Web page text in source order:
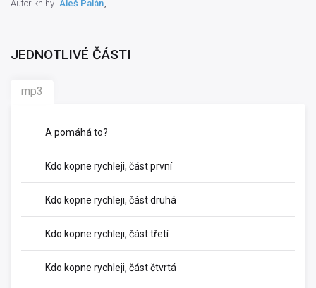
Autor knihy Aleš Palán
JEDNOTLIVÉ ČÁSTI
mp3
A pomáhá to?
Kdo kopne rychleji, část první
Kdo kopne rychleji, část druhá
Kdo kopne rychleji, část třetí
Kdo kopne rychleji, část čtvrtá